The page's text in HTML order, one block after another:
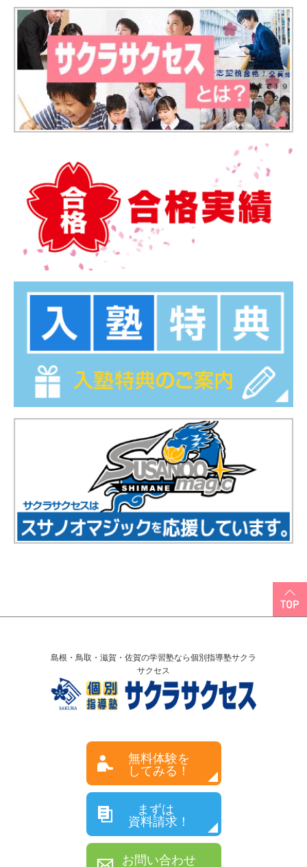
島根・鳥取・滋賀・佐賀の学習塾なら個別指導塾サクラ
サクセス
無料体験を
してみる！
まずは
資料請求！
お問い合わせ